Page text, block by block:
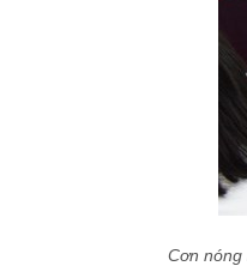
Cơn nóng